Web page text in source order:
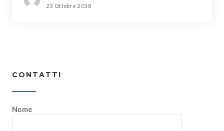
23 Ottobre 2018
CONTATTI
Nome